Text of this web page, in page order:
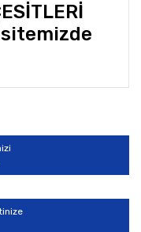
ve
ederiz.
görüntülenemiyor.
bulunuyor.